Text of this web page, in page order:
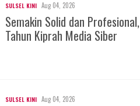
SULSEL KINI Aug 04, 2026
Semakin Solid dan
Tahun Kiprah Media Siber
SULSEL KINI Aug 04, 2026